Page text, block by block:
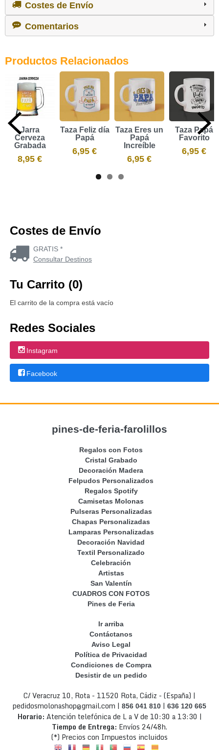
Costes de Envío
Comentarios
Productos Relacionados
Jarra
Cerveza
Grabada
8,95 €
Taza Feliz día
Papá
6,95 €
Taza Eres un
Papá
Increíble
6,95 €
Taza Papá
Favorito
6,95 €
Costes de Envío
GRATIS *
Consultar Destinos
Tu Carrito (0)
El carrito de la compra está vacío
Redes Sociales
Instagram
Facebook
pines-de-feria-farolillos
Regalos con Fotos
Cristal Grabado
Decoración Madera
Felpudos Personalizados
Regalos Spotify
Camisetas Molonas
Pulseras Personalizadas
Chapas Personalizadas
Lamparas Personalizadas
Decoración Navidad
Textil Personalizado
Celebración
Artistas
San Valentín
CUADROS CON FOTOS
Pines de Feria
Ir arriba
Contáctanos
Aviso Legal
Política de Privacidad
Condiciones de Compra
Desistir de un pedido
C/ Veracruz 10, Rota - 11520 Rota, Cádiz - (España) |
pedidosmolonashop@gmail.com | 856 041 810 | 636 120 665
Horario: Atención telefónica de L a V de 10:30 a 13:30 |
Tiempo de Entrega: Envíos 24/48h.
(*) Precios con Impuestos incluidos